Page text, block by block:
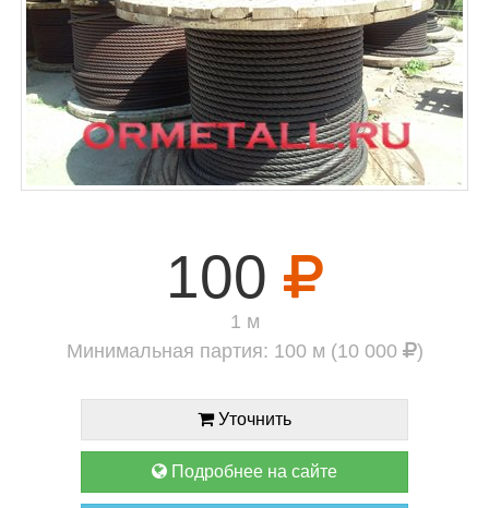
100
1 м
Минимальная партия: 100 м (10 000
)
Уточнить
Подробнее на сайте